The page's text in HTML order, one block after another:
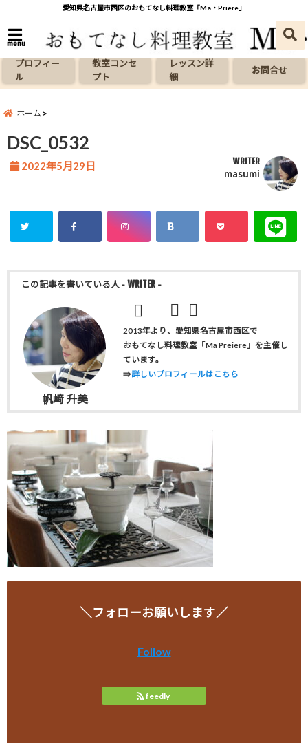
愛知県名古屋市西区のおもてなし料理教室「Ma・Priere」
menu
プロフィー
ル
教室コンセ
プト
レッスン詳
細
お問合せ
ホーム
DSC_0532
2022年5月29日 WRITER
masumi
この記事を書いている人 - WRITER -
2013年より、愛知県名古屋市西区で
おもてなし料理教室「Ma Preiere」を主催し
ています。
⇒詳しいプロフィールはこちら
帆﨑 升美
＼フォローお願いします／
Follow
feedly